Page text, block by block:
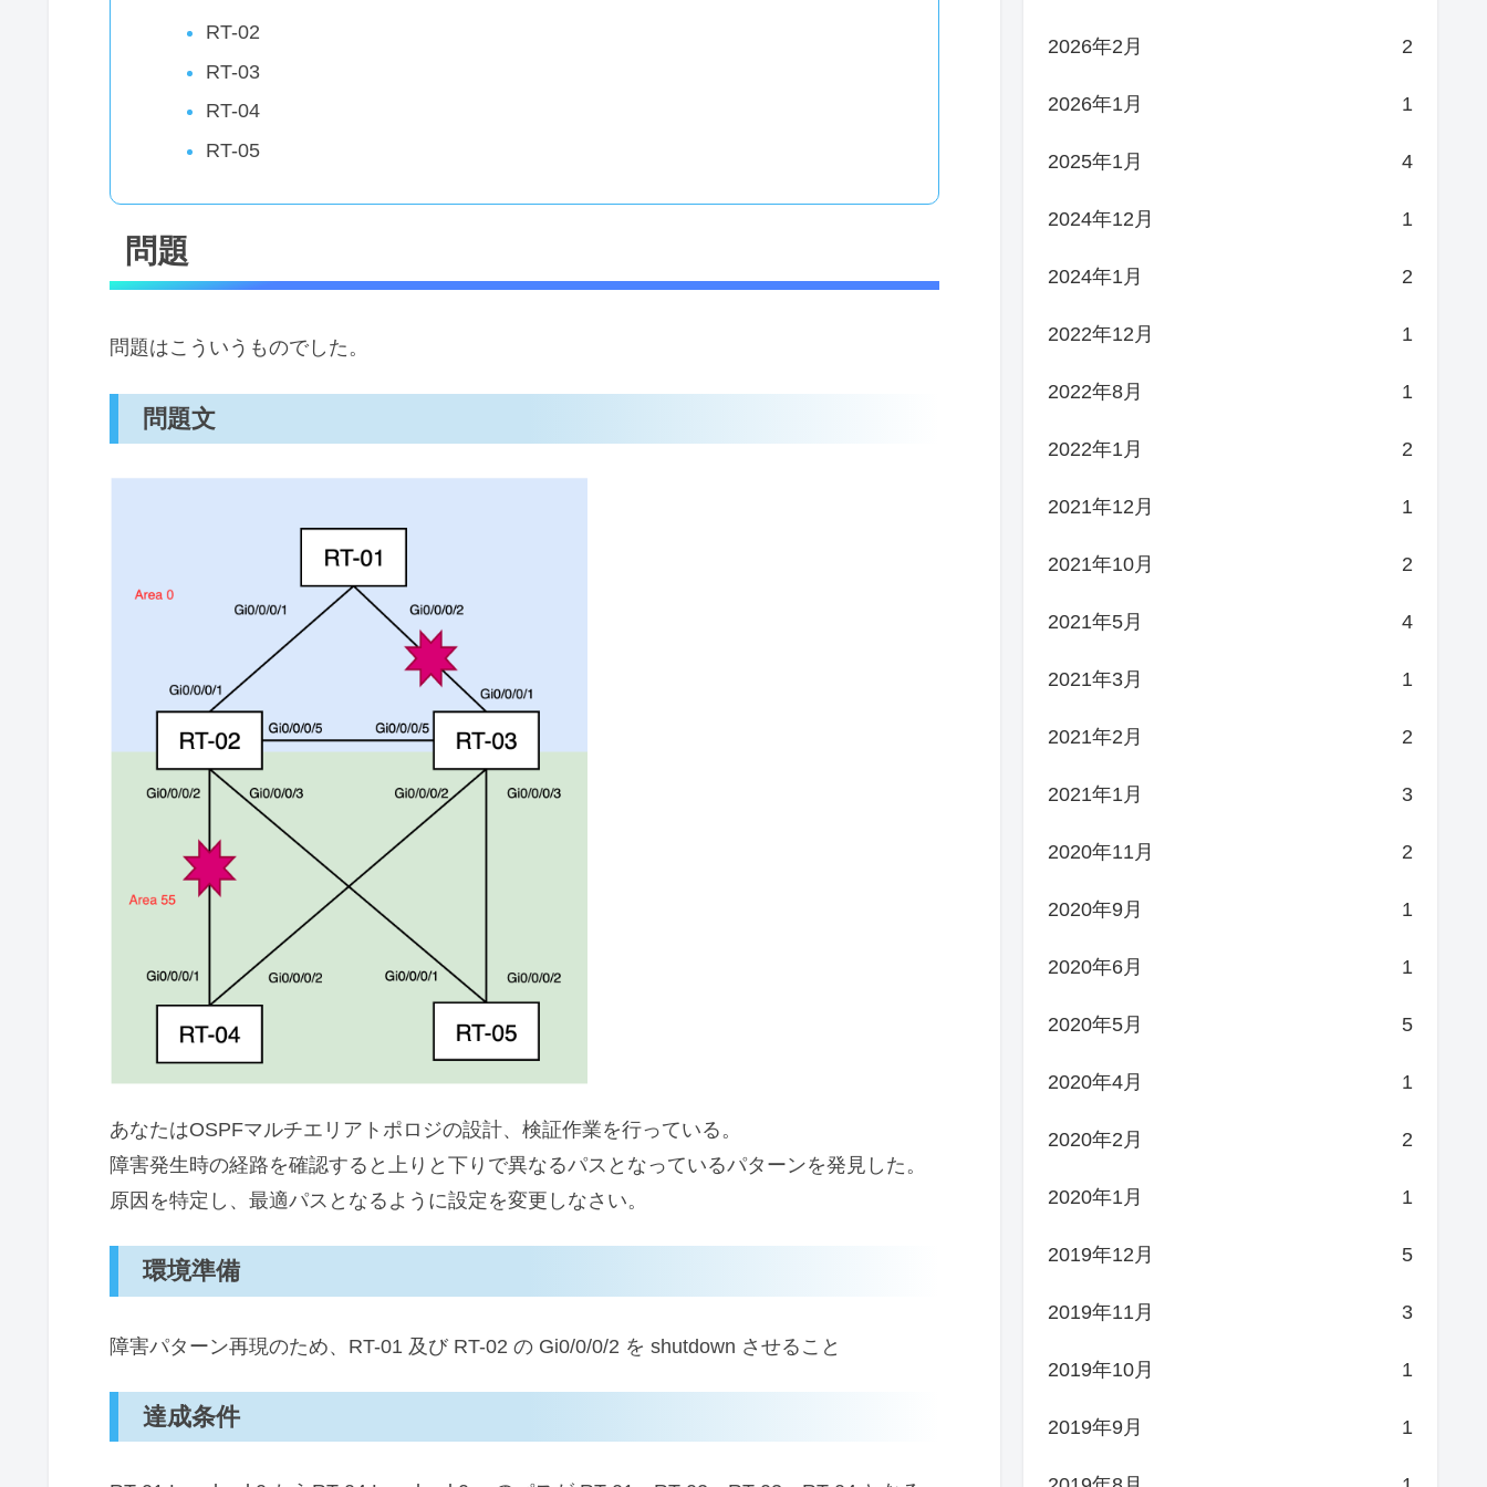
RT-02
RT-03
RT-04
RT-05
問題
問題はこういうものでした。
問題文
あなたはOSPFマルチエリアトポロジの設計、検証作業を行っている。
障害発生時の経路を確認すると上りと下りで異なるパスとなっているパターンを発見した。
原因を特定し、最適パスとなるように設定を変更しなさい。
環境準備
障害パターン再現のため、RT-01 及び RT-02 の Gi0/0/0/2 を shutdown させること
達成条件
2026年2月 2
2026年1月 1
2025年1月 4
2024年12月 1
2024年1月 2
2022年12月 1
2022年8月 1
2022年1月 2
2021年12月 1
2021年10月 2
2021年5月 4
2021年3月 1
2021年2月 2
2021年1月 3
2020年11月 2
2020年9月 1
2020年6月 1
2020年5月 5
2020年4月 1
2020年2月 2
2020年1月 1
2019年12月 5
2019年11月 3
2019年10月 1
2019年9月 1